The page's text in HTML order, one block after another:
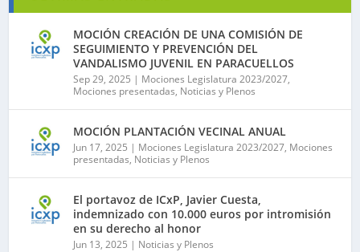
MOCIÓN CREACIÓN DE UNA COMISIÓN DE
SEGUIMIENTO Y PREVENCIÓN DEL
VANDALISMO JUVENIL EN PARACUELLOS
Sep 29, 2025 | Mociones Legislatura 2023/2027,
Mociones presentadas, Noticias y Plenos
MOCIÓN PLANTACIÓN VECINAL ANUAL
Jun 17, 2025 | Mociones Legislatura 2023/2027, Mociones
presentadas, Noticias y Plenos
El portavoz de ICxP, Javier Cuesta,
indemnizado con 10.000 euros por intromisión
en su derecho al honor
Jun 13, 2025 | Noticias y Plenos